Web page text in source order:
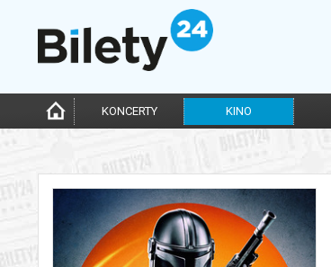
KONCERTY KINO